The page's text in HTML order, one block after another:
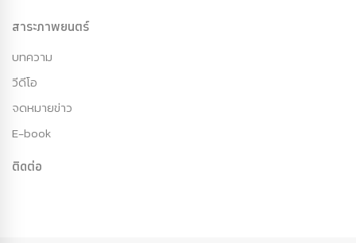
สาระภาพยนตร์
บทความ
วีดีโอ
จดหมายข่าว
E-book
ติดต่อ